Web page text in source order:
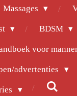
Massages
BDSM
voor
advertenties